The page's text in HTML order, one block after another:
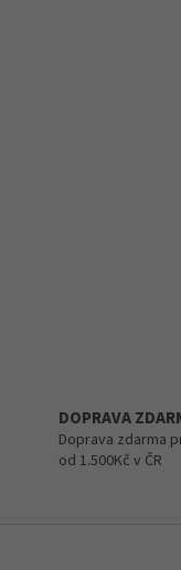
DOPRAVA
Doprava zdarma
od 1.500Kč v ČR